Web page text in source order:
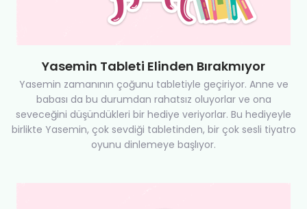
Yasemin Tableti Elinden Bırakmıyor
Yasemin zamanının çoğunu tabletiyle geçiriyor. Anne ve
babası da bu durumdan rahatsız oluyorlar ve ona
seveceğini düşündükleri bir hediye veriyorlar. Bu hediyeyle
birlikte Yasemin, çok sevdiği tabletinden, bir çok sesli tiyatro
oyunu dinlemeye başlıyor.